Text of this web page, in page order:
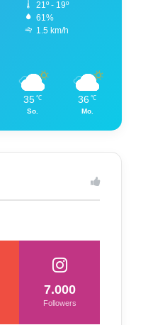
21º - 19º
61%
1.5 km/h
35 ℃
So.
36 ℃
Mo.
7.000
Followers